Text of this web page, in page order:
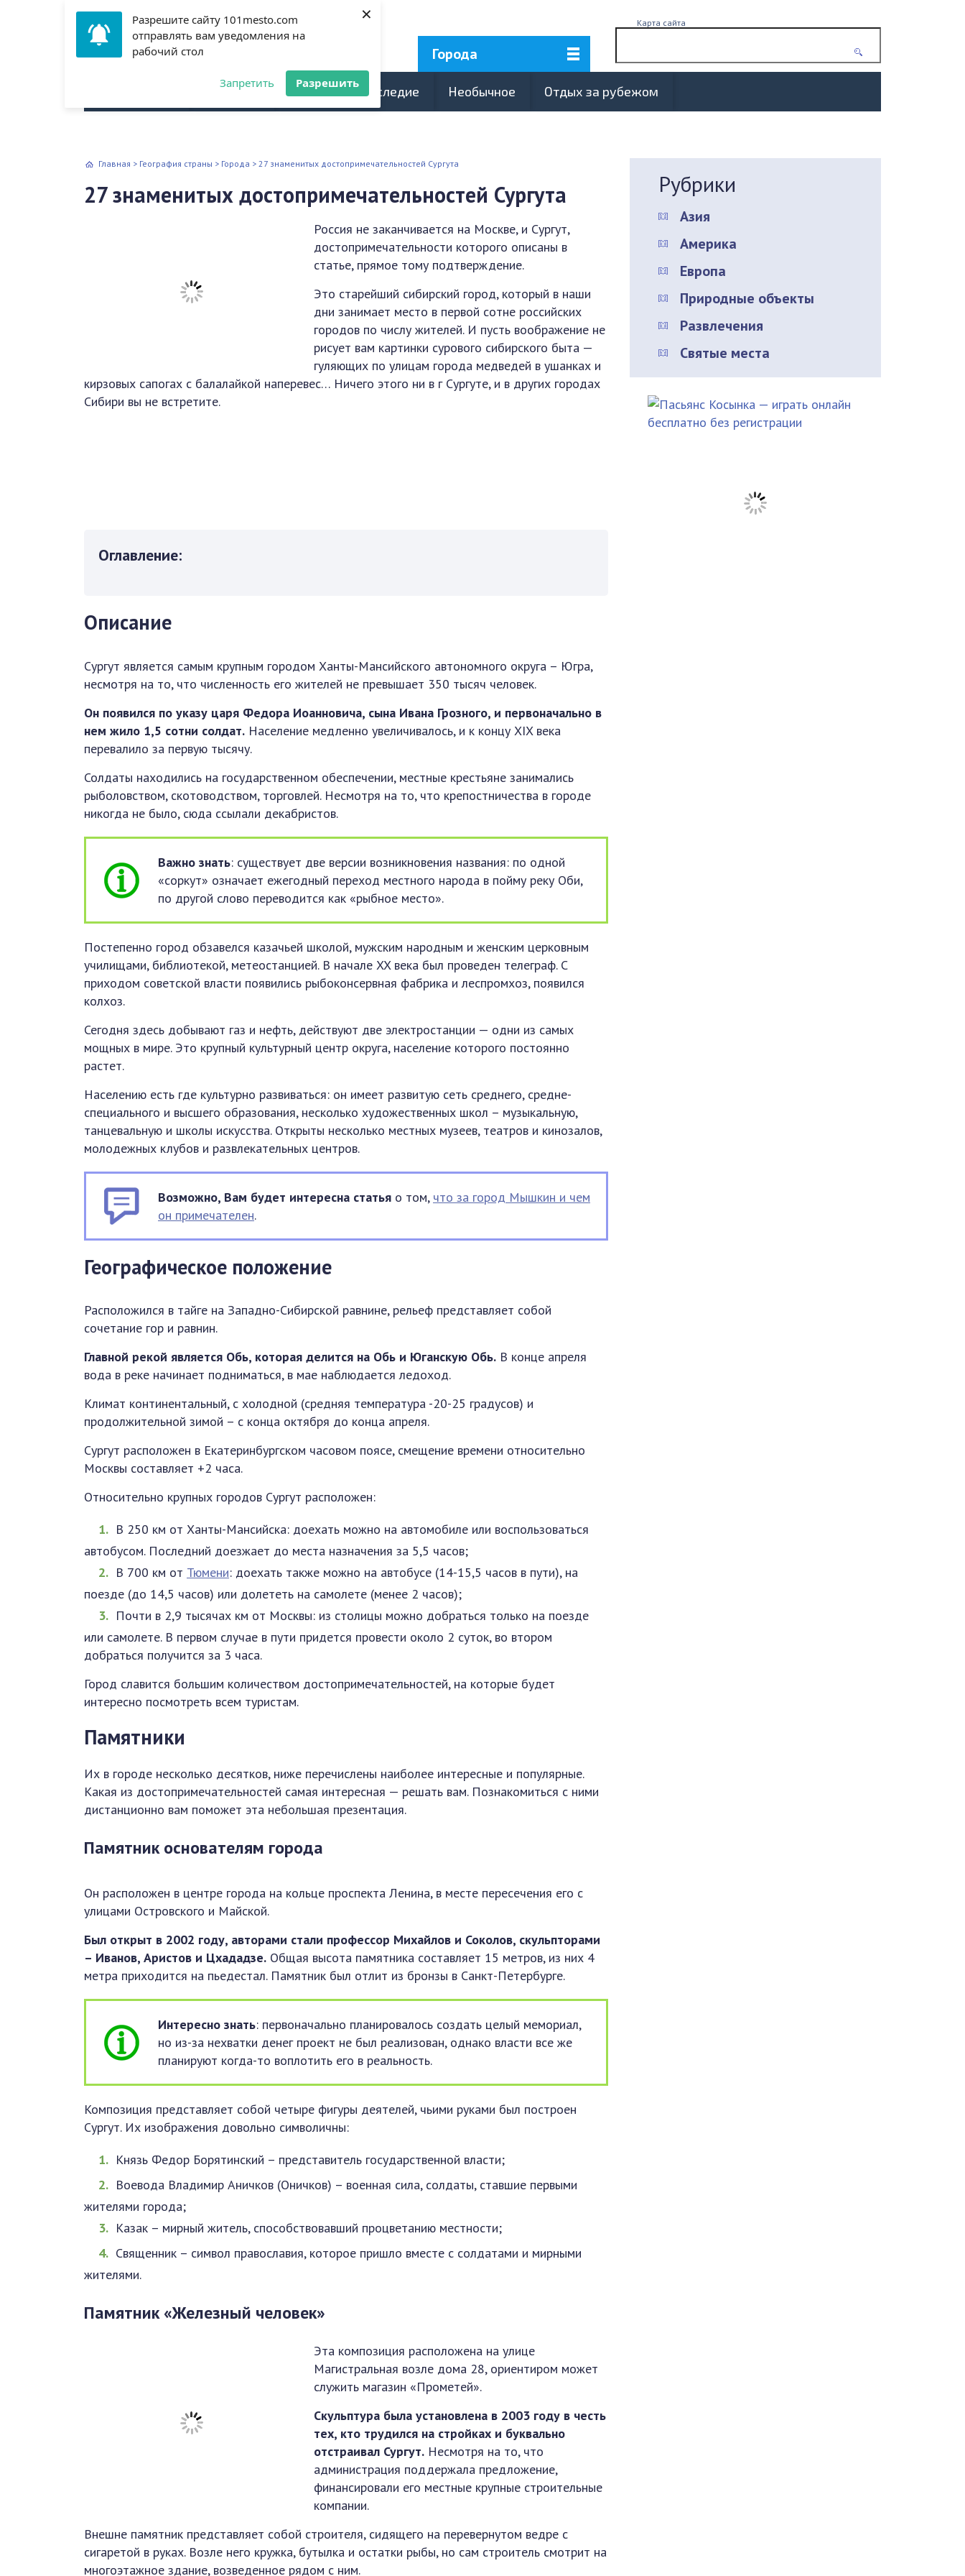
Разрешите сайту 101mesto.com
отправлять вам уведомления на
рабочий стол
Запретить Разрешить
×
Города
Карта сайта
Аэропорт Культурное наследие Необычное Отдых за рубежом
Главная > География страны > Города > 27 знаменитых достопримечательностей Сургута
27 знаменитых достопримечательностей Сургута
Россия не заканчивается на Москве, и Сургут,
достопримечательности которого описаны в
статье, прямое тому подтверждение.
Это старейший сибирский город, который в наши
дни занимает место в первой сотне российских
городов по числу жителей. И пусть воображение не
рисует вам картинки сурового сибирского быта —
гуляющих по улицам города медведей в ушанках и
кирзовых сапогах с балалайкой наперевес… Ничего этого ни в г Сургуте, и в других городах
Сибири вы не встретите.
Оглавление:
Описание
Сургут является самым крупным городом Ханты-Мансийского автономного округа – Югра,
несмотря на то, что численность его жителей не превышает 350 тысяч человек.
Он появился по указу царя Федора Иоанновича, сына Ивана Грозного, и первоначально в
нем жило 1,5 сотни солдат. Население медленно увеличивалось, и к концу XIX века
перевалило за первую тысячу.
Солдаты находились на государственном обеспечении, местные крестьяне занимались
рыболовством, скотоводством, торговлей. Несмотря на то, что крепостничества в городе
никогда не было, сюда ссылали декабристов.
Важно знать: существует две версии возникновения названия: по одной
«соркут» означает ежегодный переход местного народа в пойму реку Оби,
по другой слово переводится как «рыбное место».
Постепенно город обзавелся казачьей школой, мужским народным и женским церковным
училищами, библиотекой, метеостанцией. В начале XX века был проведен телеграф. С
приходом советской власти появились рыбоконсервная фабрика и леспромхоз, появился
колхоз.
Сегодня здесь добывают газ и нефть, действуют две электростанции — одни из самых
мощных в мире. Это крупный культурный центр округа, население которого постоянно
растет.
Населению есть где культурно развиваться: он имеет развитую сеть среднего, средне-
специального и высшего образования, несколько художественных школ – музыкальную,
танцевальную и школы искусства. Открыты несколько местных музеев, театров и кинозалов,
молодежных клубов и развлекательных центров.
Возможно, Вам будет интересна статья о том, что за город Мышкин и чем
он примечателен.
Географическое положение
Расположился в тайге на Западно-Сибирской равнине, рельеф представляет собой
сочетание гор и равнин.
Главной рекой является Обь, которая делится на Обь и Юганскую Обь. В конце апреля
вода в реке начинает подниматься, в мае наблюдается ледоход.
Климат континентальный, с холодной (средняя температура -20-25 градусов) и
продолжительной зимой – с конца октября до конца апреля.
Сургут расположен в Екатеринбургском часовом поясе, смещение времени относительно
Москвы составляет +2 часа.
Относительно крупных городов Сургут расположен:
В 250 км от Ханты-Мансийска: доехать можно на автомобиле или воспользоваться
автобусом. Последний доезжает до места назначения за 5,5 часов;
В 700 км от Тюмени: доехать также можно на автобусе (14-15,5 часов в пути), на
поезде (до 14,5 часов) или долететь на самолете (менее 2 часов);
Почти в 2,9 тысячах км от Москвы: из столицы можно добраться только на поезде
или самолете. В первом случае в пути придется провести около 2 суток, во втором
добраться получится за 3 часа.
Город славится большим количеством достопримечательностей, на которые будет
интересно посмотреть всем туристам.
Памятники
Их в городе несколько десятков, ниже перечислены наиболее интересные и популярные.
Какая из достопримечательностей самая интересная — решать вам. Познакомиться с ними
дистанционно вам поможет эта небольшая презентация.
Памятник основателям города
Он расположен в центре города на кольце проспекта Ленина, в месте пересечения его с
улицами Островского и Майской.
Был открыт в 2002 году, авторами стали профессор Михайлов и Соколов, скульпторами
– Иванов, Аристов и Цхададзе. Общая высота памятника составляет 15 метров, из них 4
метра приходится на пьедестал. Памятник был отлит из бронзы в Санкт-Петербурге.
Интересно знать: первоначально планировалось создать целый мемориал,
но из-за нехватки денег проект не был реализован, однако власти все же
планируют когда-то воплотить его в реальность.
Композиция представляет собой четыре фигуры деятелей, чьими руками был построен
Сургут. Их изображения довольно символичны:
Князь Федор Борятинский – представитель государственной власти;
Воевода Владимир Аничков (Оничков) – военная сила, солдаты, ставшие первыми
жителями города;
Казак – мирный житель, способствовавший процветанию местности;
Священник – символ православия, которое пришло вместе с солдатами и мирными
жителями.
Памятник «Железный человек»
Эта композиция расположена на улице
Магистральная возле дома 28, ориентиром может
служить магазин «Прометей».
Скульптура была установлена в 2003 году в честь
тех, кто трудился на стройках и буквально
отстраивал Сургут. Несмотря на то, что
администрация поддержала предложение,
финансировали его местные крупные строительные
компании.
Внешне памятник представляет собой строителя, сидящего на перевернутом ведре с
сигаретой в руках. Возле него кружка, бутылка и остатки рыбы, но сам строитель смотрит на
многоэтажное здание, возведенное рядом с ним.
Рубрики
Азия
Америка
Европа
Природные объекты
Развлечения
Святые места